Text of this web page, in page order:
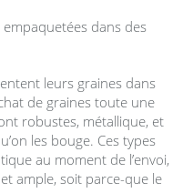
dans des
leurs graines dans
de graines toute une
robustes, métallique, et
les bouge. Ces types
au moment de l’envoi,
ample, soit parce-que le